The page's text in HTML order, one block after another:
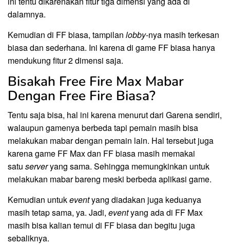
dalamnya.
Kemudian di FF biasa, tampilan lobby-nya masih terkesan
biasa dan sederhana. Ini karena di game FF biasa hanya
mendukung fitur 2 dimensi saja.
Bisakah Free Fire Max Mabar
Dengan Free Fire Biasa?
Tentu saja bisa, hal ini karena menurut dari Garena sendiri,
walaupun gamenya berbeda tapi pemain masih bisa
melakukan mabar dengan pemain lain. Hal tersebut juga
karena game FF Max dan FF biasa masih memakai
satu serveryang sama. Sehingga memungkinkan untuk
melakukan mabar bareng meski berbeda aplikasi game.
Kemudian untukeventyang diadakan juga keduanya
masih tetap sama, ya. Jadi, eventyang ada di FF Max
masih bisa kalian temui di FF biasa dan begitu juga
sebaliknya.